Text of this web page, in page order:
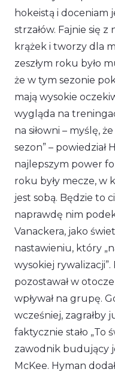
hokeistą i doceniam
strzałów. Fajnie się
krążek i tworzy dla
zeszłym roku było
że w tym sezonie
mają wysokie
wygląda na
na siłowni – myślę,
sezon” – powiedział
najlepszym power
roku były mecze, w
jest sobą. Będzie to
naprawdę nim
Vanackera, jako
nastawieniu, który
wysokiej
pozostawał w
wpływał na grupę.
wcześniej, zagrałby
faktycznie stało „To
zawodnik budujący
McKee. Hyman